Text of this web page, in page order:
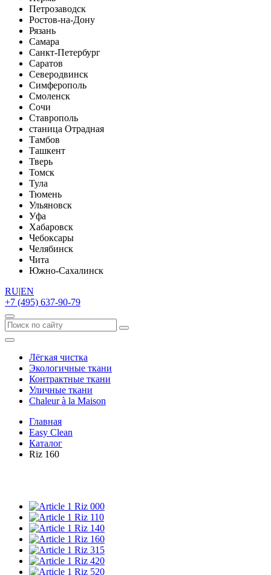
Петрозаводск
Ростов-на-Дону
Рязань
Самара
Санкт-Петербург
Саратов
Северодвинск
Симферополь
Смоленск
Сочи
Ставрополь
станица Отрадная
Тамбов
Ташкент
Тверь
Томск
Тула
Тюмень
Ульяновск
Уфа
Хабаровск
Чебоксары
Челябинск
Чита
Южно-Сахалинск
RU|EN
+7 (495) 637-90-79
Лёгкая чистка
Экологичные ткани
Контрактные ткани
Уличные ткани
Сhaleur à la Maison
Главная
Easy Clean
Каталог
Riz 160
Riz 000
Riz 110
Riz 140
Riz 160
Riz 315
Riz 420
Riz 520